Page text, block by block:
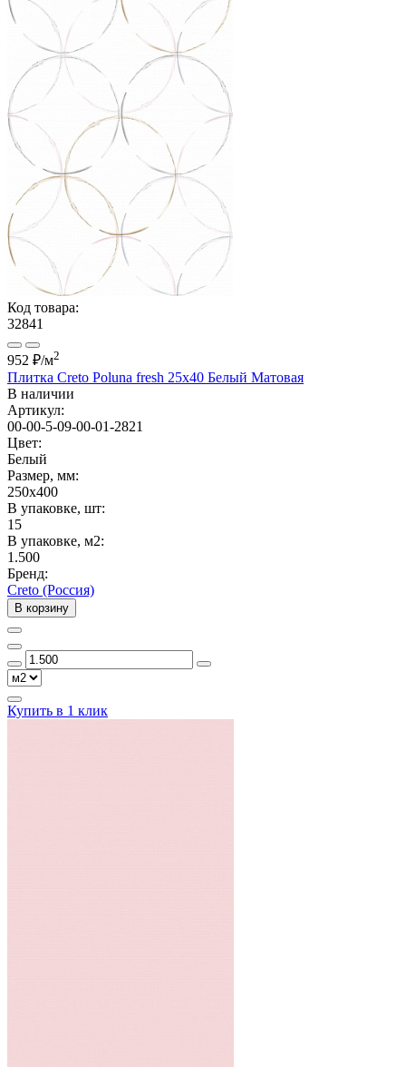
Код товара:
32841
952 ₽/м2
Плитка Creto Poluna fresh 25x40 Белый Матовая
В наличии
Артикул:
00-00-5-09-00-01-2821
Цвет:
Белый
Размер, мм:
250x400
В упаковке, шт:
15
В упаковке, м2:
1.500
Бренд:
Creto (Россия)
В корзину
Купить в 1 клик